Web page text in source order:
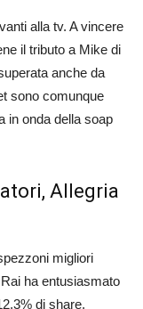
alla tv. A vincere
il tributo a Mike di
anche da
sono comunque
in onda della soap
Allegria
migliori
ha entusiasmato
di share.